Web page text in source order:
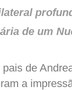
de um
de
a